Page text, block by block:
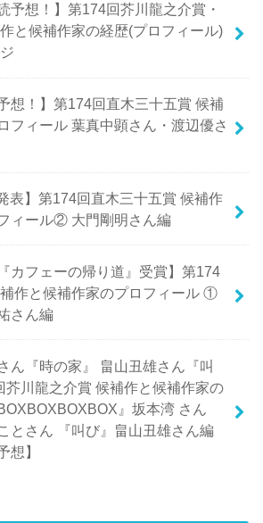
予想！】第174回芥川龍之介賞・
と候補作家の経歴(プロフィール)
想！】第174回直木三十五賞 候補
フィール 葉真中顕さん・渡辺優さ
表】第174回直木三十五賞 候補作
ィール② 大門剛明さん編
カフェーの帰り道』受賞】第174
作と候補作家のプロフィール ①
さん編
ん『時の家』 畠山丑雄さん『叫
芥川龍之介賞 候補作と候補作家の
』坂本湾 さん
とさん 『叫び』畠山丑雄さん編
想】